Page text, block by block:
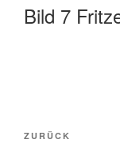
Bild 7
Vorheriger
ZURÜCK